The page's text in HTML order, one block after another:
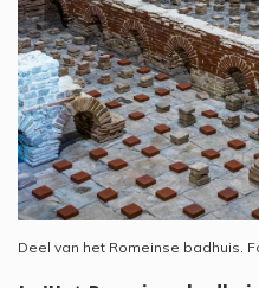
Deel van het Romeinse badhuis.